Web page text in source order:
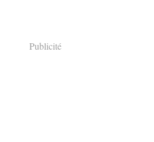
Publicité